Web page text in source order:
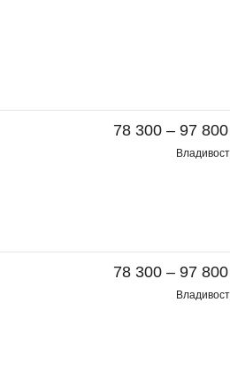
78 300 – 97 800
78 300 – 97 800